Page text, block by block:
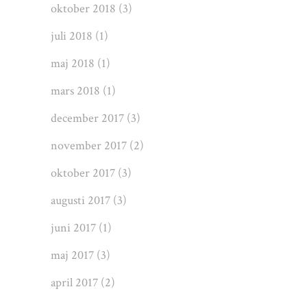
oktober 2018 (3)
juli 2018 (1)
maj 2018 (1)
mars 2018 (1)
december 2017 (3)
november 2017 (2)
oktober 2017 (3)
augusti 2017 (3)
juni 2017 (1)
maj 2017 (3)
april 2017 (2)